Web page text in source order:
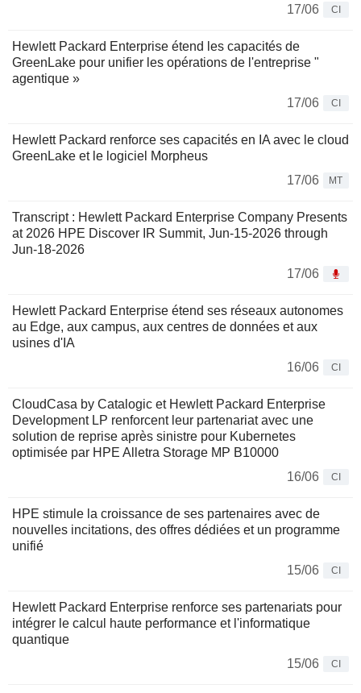
17/06 CI
Hewlett Packard Enterprise étend les capacités de
GreenLake pour unifier les opérations de l'entreprise "
agentique »
17/06
CI
Hewlett Packard renforce ses capacités en IA avec le cloud
GreenLake et le logiciel Morpheus
17/06
MT
Transcript : Hewlett Packard Enterprise Company Presents
at 2026 HPE Discover IR Summit, Jun-15-2026 through
Jun-18-2026
17/06
Hewlett Packard Enterprise étend ses réseaux autonomes
au Edge, aux campus, aux centres de données et aux
usines d'IA
16/06
CI
CloudCasa by Catalogic et Hewlett Packard Enterprise
Development LP renforcent leur partenariat avec une
solution de reprise après sinistre pour Kubernetes
optimisée par HPE Alletra Storage MP B10000
16/06
CI
HPE stimule la croissance de ses partenaires avec de
nouvelles incitations, des offres dédiées et un programme
unifié
15/06
CI
Hewlett Packard Enterprise renforce ses partenariats pour
intégrer le calcul haute performance et l'informatique
quantique
15/06
CI